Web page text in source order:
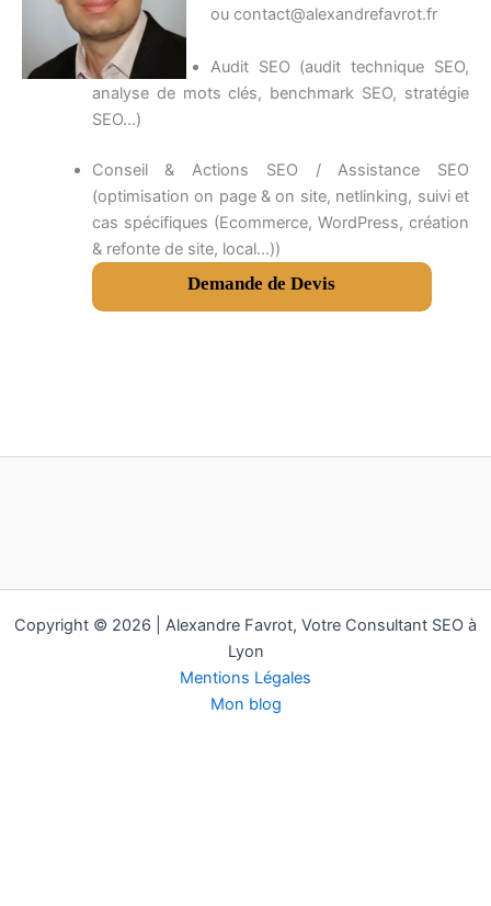
ou contact@alexandrefavrot.fr
Audit SEO (audit technique SEO,
analyse de mots clés, benchmark SEO, stratégie
SEO…)
Conseil & Actions SEO / Assistance SEO
(optimisation on page & on site, netlinking, suivi et
cas spécifiques (Ecommerce, WordPress, création
& refonte de site, local…))
Demande de Devis
Copyright © 2026 | Alexandre Favrot, Votre Consultant SEO à
Lyon
Mentions Légales
Mon blog